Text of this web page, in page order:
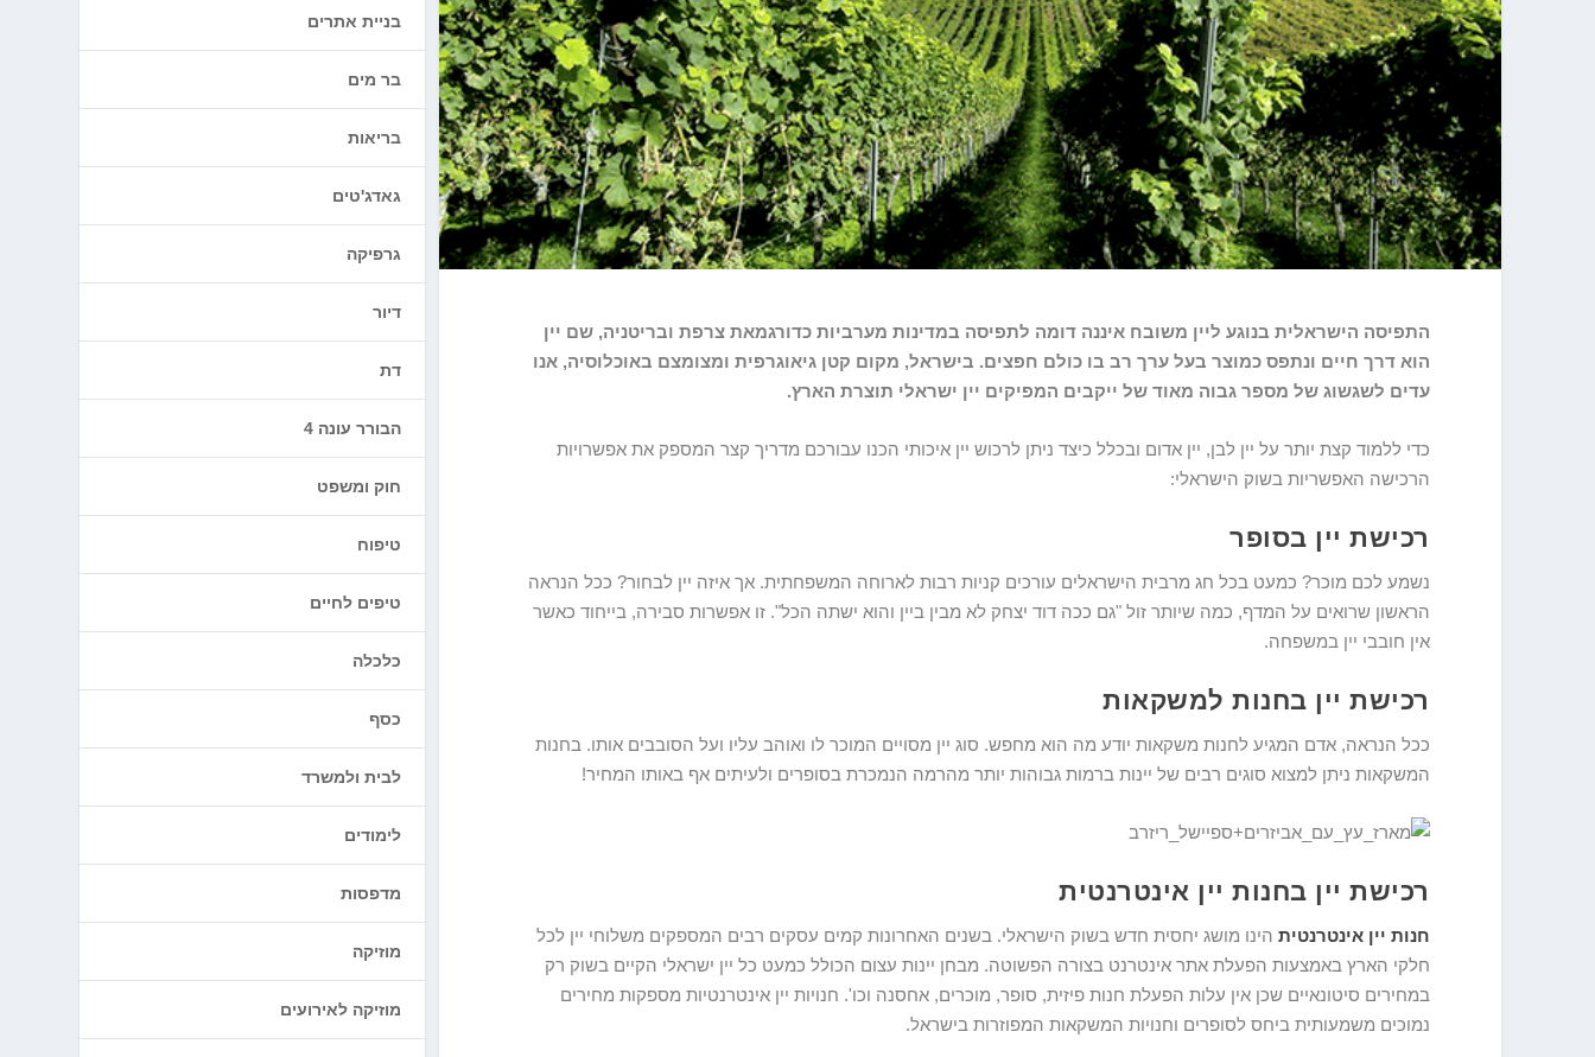
התפיסה הישראלית בנוגע ליין משובח איננה דומה לתפיסה במדינות מערביות כדורגמאת צרפת ובריטניה, שם יין
הוא דרך חיים ונתפס כמוצר בעל ערך רב בו כולם חפצים. בישראל, מקום קטן גיאוגרפית ומצומצם באוכלוסיה, אנו
עדים לשגשוג של מספר גבוה מאוד של ייקבים המפיקים יין ישראלי תוצרת הארץ.
כדי ללמוד קצת יותר על יין לבן, יין אדום ובכלל כיצד ניתן לרכוש יין איכותי הכנו עבורכם מדריך קצר המספק את אפשרויות
הרכישה האפשריות בשוק הישראלי:
רכישת יין בסופר
נשמע לכם מוכר? כמעט בכל חג מרבית הישראלים עורכים קניות רבות לארוחה המשפחתית. אך איזה יין לבחור? ככל הנראה
הראשון שרואים על המדף, כמה שיותר זול "גם ככה דוד יצחק לא מבין ביין והוא ישתה הכל". זו אפשרות סבירה, בייחוד כאשר
אין חובבי יין במשפחה.
רכישת יין בחנות למשקאות
ככל הנראה, אדם המגיע לחנות משקאות יודע מה הוא מחפש. סוג יין מסויים המוכר לו ואוהב עליו ועל הסובבים אותו. בחנות
המשקאות ניתן למצוא סוגים רבים של יינות ברמות גבוהות יותר מהרמה הנמכרת בסופרים ולעיתים אף באותו המחיר!
רכישת יין בחנות יין אינטרנטית
חנות יין אינטרנטית הינו מושג יחסית חדש בשוק הישראלי. בשנים האחרונות קמים עסקים רבים המספקים משלוחי יין לכל
חלקי הארץ באמצעות הפעלת אתר אינטרנט בצורה הפשוטה. מבחן יינות עצום הכולל כמעט כל יין ישראלי הקיים בשוק רק
במחירים סיטונאיים שכן אין עלות הפעלת חנות פיזית, סופר, מוכרים, אחסנה וכו'. חנויות יין אינטרנטיות מספקות מחירים
נמוכים משמעותית ביחס לסופרים וחנויות המשקאות המפוזרות בישראל.
בניית אתרים
בר מים
בריאות
גאדג'טים
גרפיקה
דיור
דת
הבורר עונה 4
חוק ומשפט
טיפוח
טיפים לחיים
כלכלה
כסף
לבית ולמשרד
לימודים
מדפסות
מוזיקה
מוזיקה לאירועים